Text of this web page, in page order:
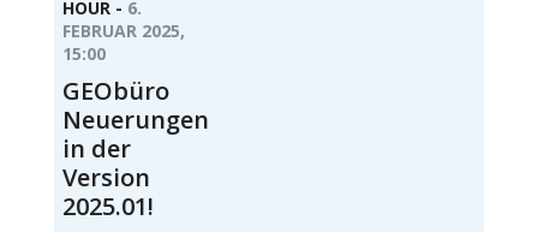
HOUR - 6.
FEBRUAR 2025,
15:00
GEObüro
Neuerungen
in der
Version
2025.01!